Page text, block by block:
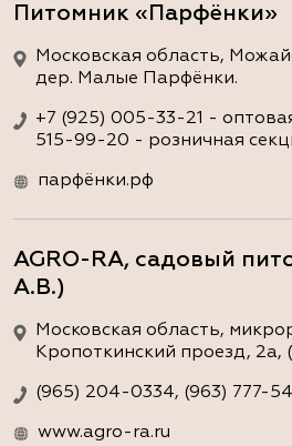
Питомник «Парфёнки»
Московская область,
дер. Малые Парфёнки.
+7 (925) 005-33-21 -
515-99-20 - розничная
парфёнки.рф
AGRO-RA, садовый
А.В.)
Московская область,
Кропоткинский проезд,
(965) 204-0334, (963) 777-
www.agro-ra.ru